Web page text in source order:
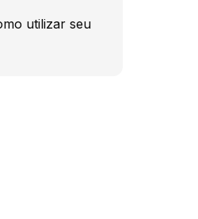
utilizar seu